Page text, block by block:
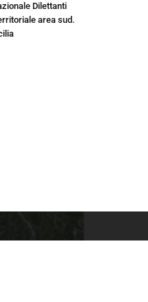
Dilettanti
area sud.